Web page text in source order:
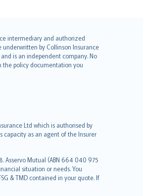
intermediary and authorized
underwritten by Collinson Insurance
is an independent company. No
the policy documentation you
Ltd which is authorised by
capacity as an agent of the Insurer
Asservo Mutual (ABN 664 040 975
situation or needs. You
& TMD contained in your quote. If